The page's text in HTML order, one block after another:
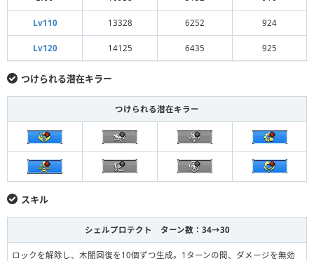
Lv110 13328 6252 924
Lv120 14125 6435 925
つけられる潜在キラー
つけられる潜在キラー
スキル
シェルプロテクト ターン数：34→30
ロックを解除し、木闇回復を10個ずつ生成。1ターンの間、ダメージを無効